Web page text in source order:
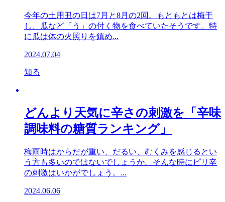
今年の土用丑の日は7月と8月の2回。もともとは梅干
し、瓜など「う」の付く物を食べていたそうです。特
に瓜は体の火照りを鎮め...
2024.07.04
知る
どんより天気に辛さの刺激を「辛味
調味料の糖質ランキング」
梅雨時はからだが重い、だるい、むくみを感じるとい
う方も多いのではないでしょうか。そんな時にピリ辛
の刺激はいかがでしょう。...
2024.06.06